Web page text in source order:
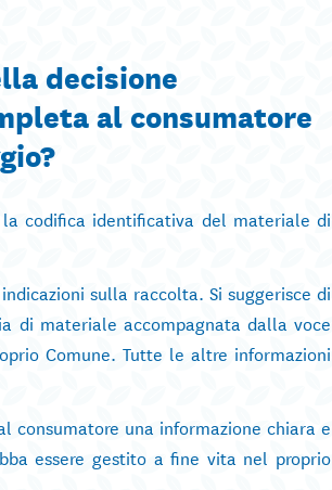
decisione
al consumatore
codifica identificativa del materiale di
sulla raccolta. Si suggerisce di
di materiale accompagnata dalla voce
Comune. Tutte le altre informazioni
una informazione chiara e
essere gestito a fine vita nel proprio